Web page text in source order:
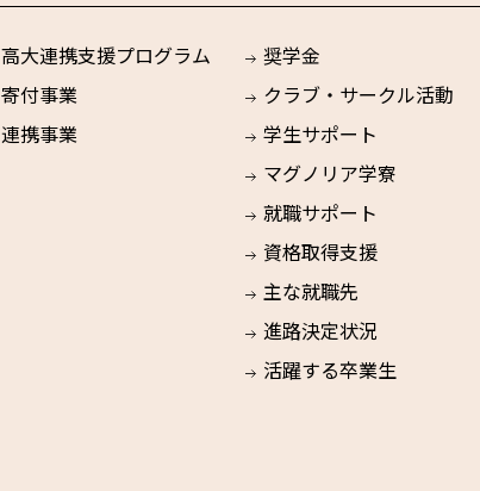
高大連携支援プログラム
寄付事業
連携事業
奨学金
クラブ・サークル活動
学生サポート
マグノリア学寮
就職サポート
資格取得支援
主な就職先
進路決定状況
活躍する卒業生